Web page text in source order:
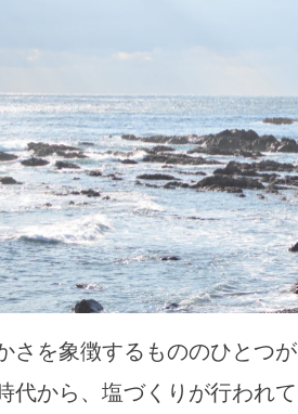
さを象徴するもののひとつ
代から、塩づくりが行われ